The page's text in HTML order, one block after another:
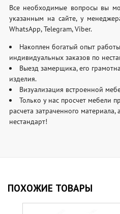
Все необходимые вопросы вы
указанным на сайте, у
WhatsApp, Telegram, Viber.
Накоплен богатый опыт
индивидуальных заказов по
Выезд замерщика, его
изделия.
Визуализация встроенной
Только у нас просчет мебели
расчета затраченного материала,
нестандарт!
ПОХОЖИЕ ТОВАРЫ